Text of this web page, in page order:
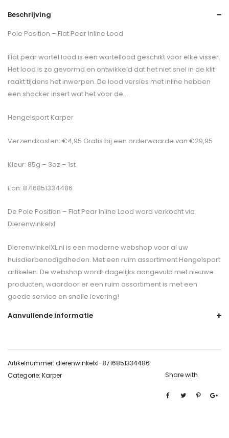
Beschrijving
Pole Position – Flat Pear Inline Lood
Flat pear wartel lood is een wartellood geschikt voor elke visser.
Het lood is zo gevormd en ontwikkeld dat het niet snel in de klit
raakt tijdens het inwerpen. De lood versies met inline hebben
een shocker insert wat het voor de…
Hengelsport Karper
Verzendkosten: €4,95 Gratis bij een orderwaarde van €29,95
Kleur: 85g – 3oz – 1st
Ean: 8716851334486
De Pole Position – Flat Pear Inline Lood word verkocht via
Dierenwinkelxl
DierenwinkelXL.nl is een moderne webshop voor al uw
huisdierbenodigdheden. Met een ruim assortiment Hengelsport
artikelen. De webshop wordt dagelijks aangevuld met nieuwe
producten, waardoor er een ruim assortiment is met een
goede service en snelle levering!
Aanvullende informatie
Artikelnummer: dierenwinkelxl-8716851334486
Categorie: Karper Share with